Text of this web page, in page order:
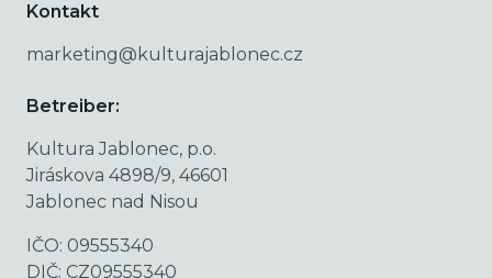
Kontakt
marketing@kulturajablonec.cz
Betreiber:
Kultura Jablonec, p.o.
Jiráskova 4898/9, 46601
Jablonec nad Nisou
IČO: 09555340
DIČ: CZ09555340